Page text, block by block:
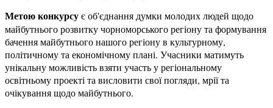
Метою конкурсує об'єднання думки молодих людей щодо
майбутнього розвитку чорноморського регіону та формування
бачення майбутнього нашого регіону в культурному,
політичному та економічному плані. Учасники матимуть
унікальну можливість взяти участь у регіональному
освітньому проекті та висловити свої погляди, мрії та
очікування щодо майбутнього.